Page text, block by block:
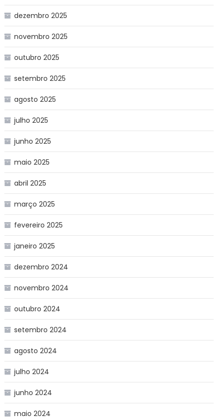
dezembro 2025
novembro 2025
outubro 2025
setembro 2025
agosto 2025
julho 2025
junho 2025
maio 2025
abril 2025
março 2025
fevereiro 2025
janeiro 2025
dezembro 2024
novembro 2024
outubro 2024
setembro 2024
agosto 2024
julho 2024
junho 2024
maio 2024